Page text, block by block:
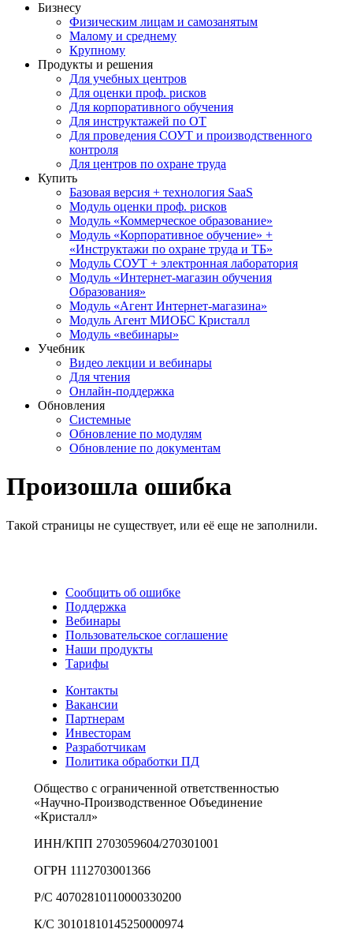
Бизнесу
Физическим лицам и самозанятым
Малому и среднему
Крупному
Продукты и решения
Для учебных центров
Для оценки проф. рисков
Для корпоративного обучения
Для инструктажей по ОТ
Для проведения СОУТ и производственного
контроля
Для центров по охране труда
Купить
Базовая версия + технология SaaS
Модуль оценки проф. рисков
Модуль «Коммерческое образование»
Модуль «Корпоративное обучение» +
«Инструктажи по охране труда и ТБ»
Модуль СОУТ + электронная лаборатория
Модуль «Интернет-магазин обучения
Образования»
Модуль «Агент Интернет-магазина»
Модуль Агент МИОБС Кристалл
Модуль «вебинары»
Учебник
Видео лекции и вебинары
Для чтения
Онлайн-поддержка
Обновления
Системные
Обновление по модулям
Обновление по документам
Произошла ошибка
Такой страницы не существует, или её еще не заполнили.
Сообщить об ошибке
Поддержка
Вебинары
Пользовательское соглашение
Наши продукты
Тарифы
Контакты
Вакансии
Партнерам
Инвесторам
Разработчикам
Политика обработки ПД
Общество с ограниченной ответственностью
«Научно-Производственное Объединение
«Кристалл»
ИНН/КПП 2703059604/270301001
ОГРН 1112703001366
Р/С 40702810110000330200
К/С 30101810145250000974